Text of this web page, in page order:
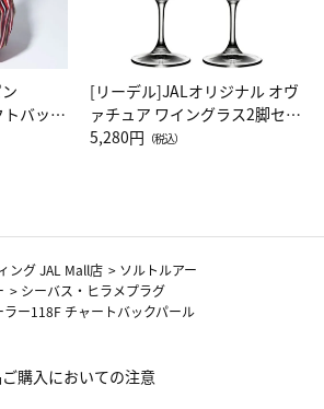
バッグ
）ス
[リーデル]JALオリジナル オヴ
ァチュア ワイングラス2脚セッ
ト（レッドワイン）
5,280円 （税込）
ング JAL Mall店 > ソルトルアー
> シーバス・ヒラメプラグ
ー118F チャートバックパール
購入においての注意